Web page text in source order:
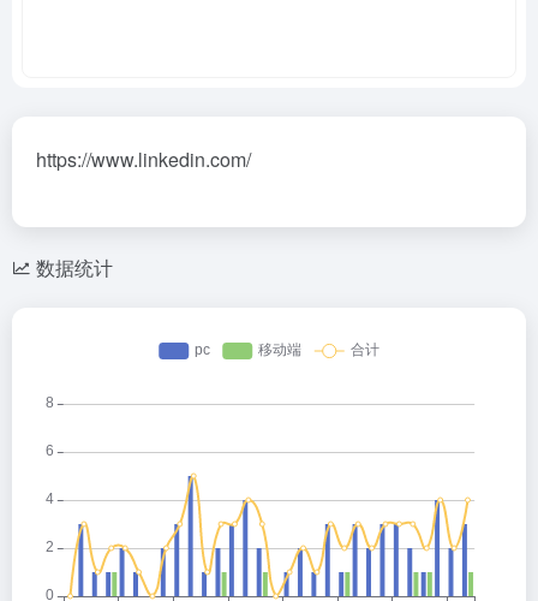
https://www.linkedin.com/
数据统计